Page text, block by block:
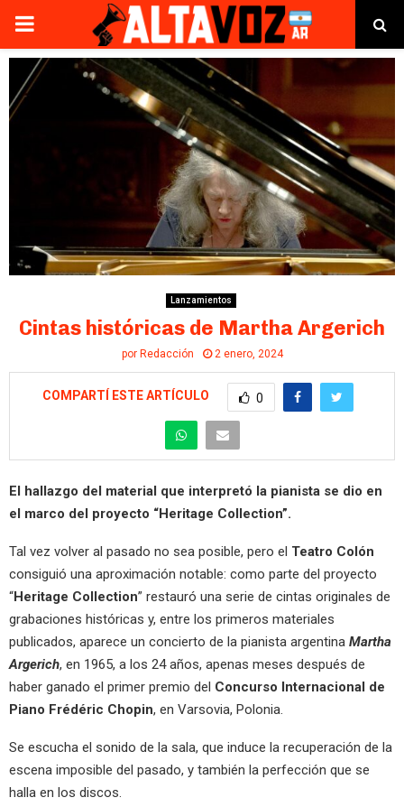
PRIMARY
MENU
Lanzamientos
Cintas históricas de Martha Argerich
por Redacción 2 enero, 2024
COMPARTÍ ESTE ARTÍCULO 0
El hallazgo del material que interpretó la pianista se dio en
el marco del proyecto “Heritage Collection”.
Tal vez volver al pasado no sea posible, pero el Teatro Colón
consiguió una aproximación notable: como parte del proyecto
“Heritage Collection” restauró una serie de cintas originales de
grabaciones históricas y, entre los primeros materiales
publicados, aparece un concierto de la pianista argentina Martha
Argerich, en 1965, a los 24 años, apenas meses después de
haber ganado el primer premio del Concurso Internacional de
Piano Frédéric Chopin, en Varsovia, Polonia.
Se escucha el sonido de la sala, que induce la recuperación de la
escena imposible del pasado, y también la perfección que se
halla en los discos.